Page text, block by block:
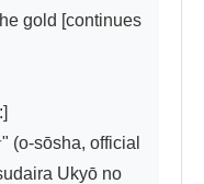
gold [continues
(o-sōsha, official
Ukyō no